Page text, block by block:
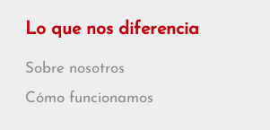
Lo que nos diferencia
Sobre nosotros
Cómo funcionamos